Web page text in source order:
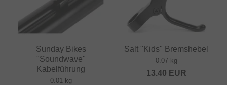
Sunday Bikes
"Soundwave"
Kabelführung
0.01 kg
Salt "Kids" Bremshebel
0.07 kg
13.40 EUR